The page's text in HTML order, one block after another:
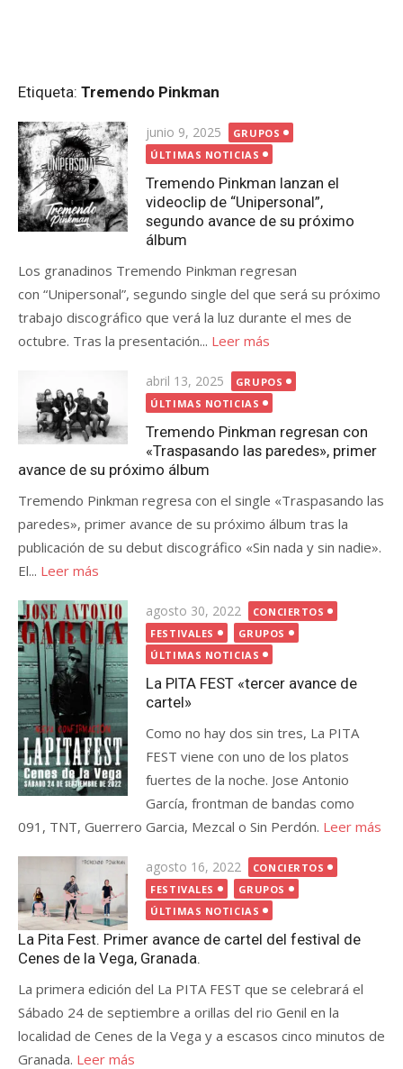
Etiqueta: Tremendo Pinkman
Publicada
el
junio 9, 2025
GRUPOS
ÚLTIMAS NOTICIAS
Tremendo Pinkman lanzan el
videoclip de “Unipersonal”,
segundo avance de su próximo
álbum
Los granadinos Tremendo Pinkman regresan
con “Unipersonal”, segundo single del que será su próximo
trabajo discográfico que verá la luz durante el mes de
octubre. Tras la presentación... Leer más
Publicada
el
abril 13, 2025
GRUPOS
ÚLTIMAS NOTICIAS
Tremendo Pinkman regresan con
«Traspasando las paredes», primer
avance de su próximo álbum
Tremendo Pinkman regresa con el single «Traspasando las
paredes», primer avance de su próximo álbum tras la
publicación de su debut discográfico «Sin nada y sin nadie».
El... Leer más
Publicada
el
agosto 30, 2022
CONCIERTOS
FESTIVALES
GRUPOS
ÚLTIMAS NOTICIAS
La PITA FEST «tercer avance de
cartel»
Como no hay dos sin tres, La PITA
FEST viene con uno de los platos
fuertes de la noche. Jose Antonio
García, frontman de bandas como
091, TNT, Guerrero Garcia, Mezcal o Sin Perdón. Leer más
Publicada
el
agosto 16, 2022
CONCIERTOS
FESTIVALES
GRUPOS
ÚLTIMAS NOTICIAS
La Pita Fest. Primer avance de cartel del festival de
Cenes de la Vega, Granada.
La primera edición del La PITA FEST que se celebrará el
Sábado 24 de septiembre a orillas del rio Genil en la
localidad de Cenes de la Vega y a escasos cinco minutos de
Granada. Leer más